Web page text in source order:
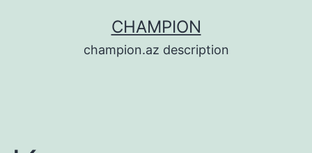
содержимому
CHAMPION
champion.az description